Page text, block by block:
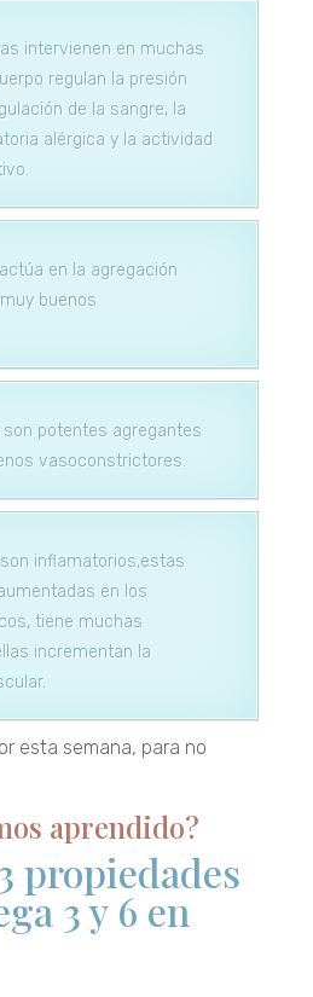
intervienen en muchas
regulan la presión
de la sangre, la
alérgica y la actividad
en la agregación
buenos
son potentes agregantes
vasoconstrictores.
inflamatorios,estas
en los
tiene muchas
incrementan la
esta semana, para no
aprendido?
propiedades
3 y 6 en